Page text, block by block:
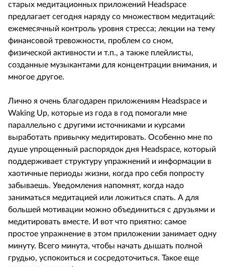
старых медитационных приложений Headspace
предлагает сегодня наряду со множеством медитаций:
ежемесячный контроль уровня стресса; лекции на тему
финансовой тревожности, проблем со сном,
физической активности и т.п., а также плейлисты,
созданные музыкантами для концентрации внимания, и
многое другое.
Лично я очень благодарен приложениям Headspace и
Waking Up, которые из года в год помогали мне
параллельно с другими источниками и курсами
выработать привычку медитировать. Особенно мне по
душе упрощенный распорядок дня Headspace, который
поддерживает структуру упражнений и информации в
хаотичные периоды жизни, когда про себя попросту
забываешь. Уведомления напомнят, когда надо
заниматься медитацией или ложиться спать. А для
большей мотивации можно объединиться с друзьями и
медитировать вместе. И вот что приятно: самое
простое упражнение в этом приложении занимает одну
минуту. Всего минута, чтобы начать дышать полной
грудью, успокоиться и сосредоточиться. Такое еще